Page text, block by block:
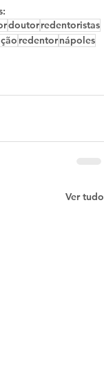
doutorredentoristas
redentornápoles
Ver tudo